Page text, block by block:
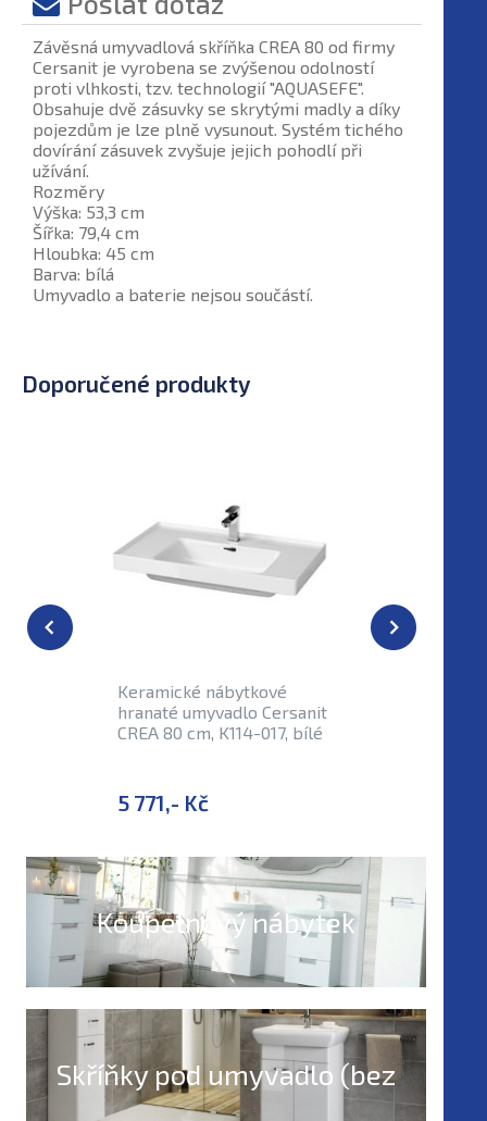
Závěsná umyvadlová skříňka CREA 80 od firmy
Cersanit je vyrobena se zvýšenou odolností
proti vlhkosti, tzv. technologií "AQUASEFE".
Obsahuje dvě zásuvky se skrytými madly a díky
pojezdům je lze plně vysunout. Systém tichého
dovírání zásuvek zvyšuje jejich pohodlí při
užívání.
Rozměry
Výška: 53,3 cm
Šířka: 79,4 cm
Hloubka: 45 cm
Barva: bílá
Umyvadlo a baterie nejsou součástí.
Doporučené produkty
Keramické nábytkové
hranaté umyvadlo Cersanit
CREA 80 cm, K114-017, bílé
5 771,- Kč
Skladem
Koupelnový nábytek
Skříňky pod umyvadlo (bez